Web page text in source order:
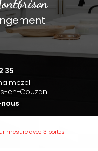
35
en-Couzan
mesure avec 3 portes